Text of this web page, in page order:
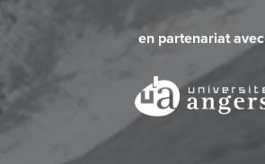
en partenariat avec